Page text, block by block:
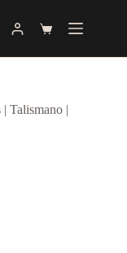
Shopping
Talismano |